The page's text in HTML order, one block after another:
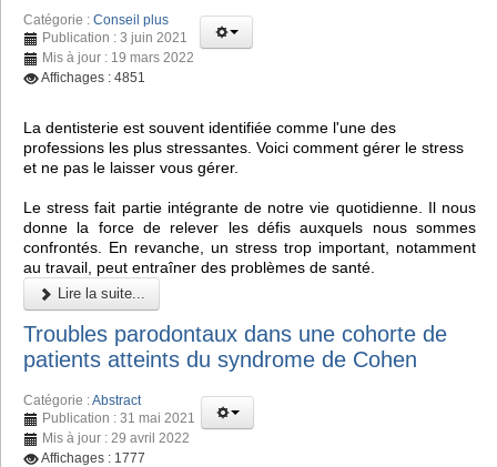
Catégorie : Conseil plus
Publication : 3 juin 2021
Mis à jour : 19 mars 2022
Affichages : 4851
La dentisterie est souvent identifiée comme l'une des
professions les plus stressantes. Voici comment gérer le stress
et ne pas le laisser vous gérer.
Le stress fait partie intégrante de notre vie quotidienne. Il nous
donne la force de relever les défis auxquels nous sommes
confrontés. En revanche, un stress trop important, notamment
au travail, peut entraîner des problèmes de santé.
Lire la suite...
Troubles parodontaux dans une cohorte de
patients atteints du syndrome de Cohen
Catégorie :Abstract
Publication : 31 mai 2021
Mis à jour : 29 avril 2022
Affichages : 1777